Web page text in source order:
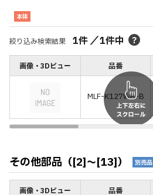
本体
絞り込み検索結果 1件／1件中
画像・3Dビュー 品番
MLF-K127WB-B
その他部品（[2]～[13]） 別売品
画像・3Dビュー 品番